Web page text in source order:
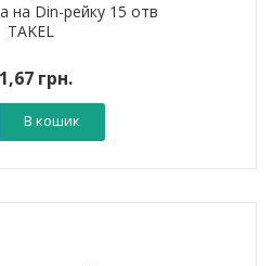
на Din-рейку 15 отв
TAKEL
грн.
В кошик